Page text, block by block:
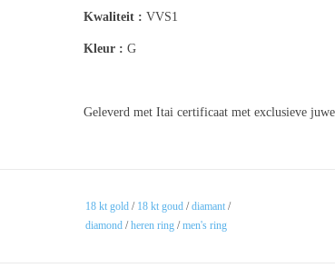
Kwaliteit : VVS1
Kleur : G
Geleverd met Itai certificaat met exclusieve
18 kt gold / 18 kt goud /diamant /
diamond /heren ring /men's ring